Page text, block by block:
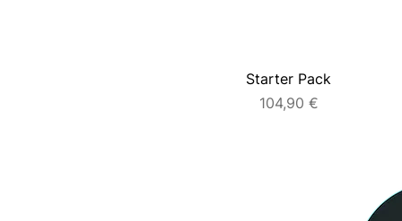
Starter Pack
Prezzo
104,90 €